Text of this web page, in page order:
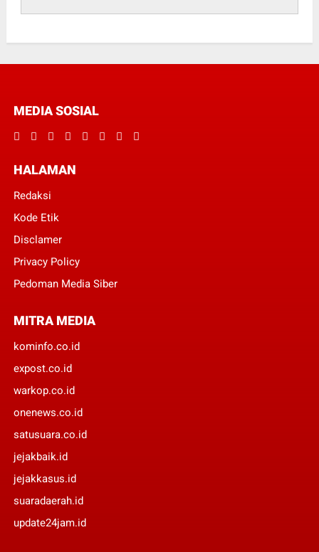
MEDIA SOSIAL
HALAMAN
Redaksi
Kode Etik
Disclamer
Privacy Policy
Pedoman Media Siber
MITRA MEDIA
kominfo.co.id
expost.co.id
warkop.co.id
onenews.co.id
satusuara.co.id
jejakbaik.id
jejakkasus.id
suaradaerah.id
update24jam.id